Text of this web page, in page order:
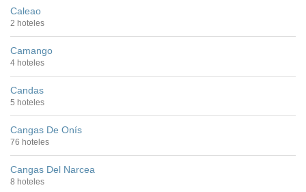
Caleao
2 hoteles
Camango
4 hoteles
Candas
5 hoteles
Cangas De Onís
76 hoteles
Cangas Del Narcea
8 hoteles